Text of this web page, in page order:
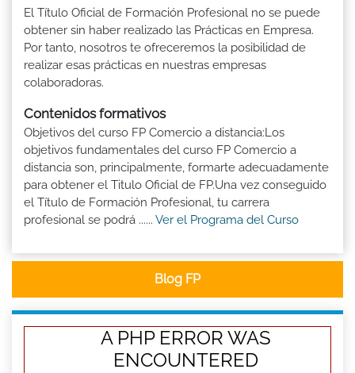
El Título Oficial de Formación Profesional no se puede
obtener sin haber realizado las Prácticas en Empresa.
Por tanto, nosotros te ofreceremos la posibilidad de
realizar esas prácticas en nuestras empresas
colaboradoras.
Contenidos formativos
Objetivos del curso FP Comercio a distancia:Los
objetivos fundamentales del curso FP Comercio a
distancia son, principalmente, formarte adecuadamente
para obtener el Titulo Oficial de FP.Una vez conseguido
el Título de Formación Profesional, tu carrera
profesional se podrá ...... Ver el Programa del Curso
Blog FP
A PHP ERROR WAS
ENCOUNTERED